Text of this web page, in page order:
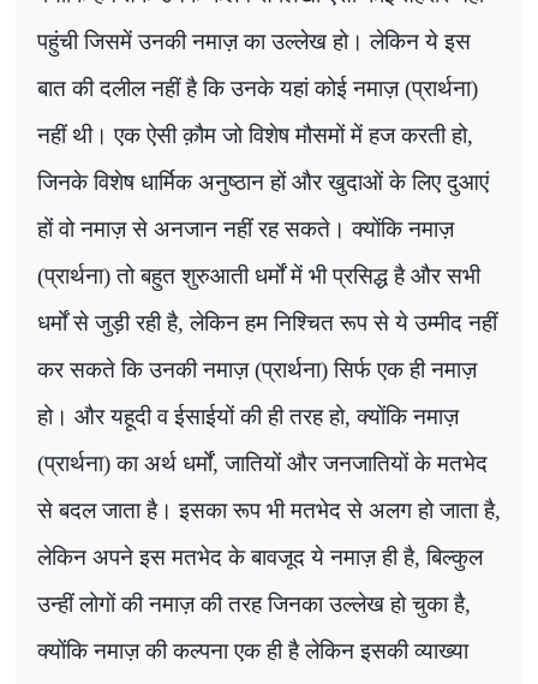
पहुंची जिसमें उनकी नमाज़ का उल्लेख हो। लेकिन ये इस
बात की दलील नहीं है कि उनके यहां कोई नमाज़ (प्रार्थना)
नहीं थी। एक ऐसी क़ौम जो विशेष मौसमों में हज करती हो,
जिनके विशेष धार्मिक अनुष्ठान हों और खुदाओं के लिए दुआएं
हों वो नमाज़ से अनजान नहीं रह सकते। क्योंकि नमाज़
(प्रार्थना) तो बहुत शुरुआती धर्मों में भी प्रसिद्ध है और सभी
धर्मों से जुड़ी रही है,लेकिन हम निश्चित रूप से ये उम्मीद नहीं
कर सकते कि उनकी नमाज़ (प्रार्थना) सिर्फ एक ही नमाज़
हो। और यहूदी व ईसाईयों की ही तरह हो,क्योंकि नमाज़
(प्रार्थना) का अर्थ धर्मों,जातियों और जनजातियों के मतभेद
से बदल जाता है। इसका रूप भी मतभेद से अलग हो जाता है,
लेकिन अपने इस मतभेद के बावजूद ये नमाज़ ही है,बिल्कुल
उन्हीं लोगों की नमाज़ की तरह जिनका उल्लेख हो चुका है,
क्योंकि नमाज़ की कल्पना एक ही है लेकिन इसकी व्याख्या